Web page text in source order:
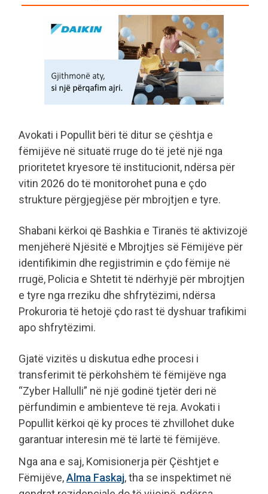
Avokati i Popullit bëri të ditur se çështja e
fëmijëve në situatë rruge do të jetë një nga
prioritetet kryesore të institucionit, ndërsa për
vitin 2026 do të monitorohet puna e çdo
strukture përgjegjëse për mbrojtjen e tyre.
Shabani kërkoi që Bashkia e Tiranës të aktivizojë
menjëherë Njësitë e Mbrojtjes së Fëmijëve për
identifikimin dhe regjistrimin e çdo fëmije në
rrugë, Policia e Shtetit të ndërhyjë për mbrojtjen
e tyre nga rreziku dhe shfrytëzimi, ndërsa
Prokuroria të hetojë çdo rast të dyshuar trafikimi
apo shfrytëzimi.
Gjatë vizitës u diskutua edhe procesi i
transferimit të përkohshëm të fëmijëve nga
“Zyber Hallulli” në një godinë tjetër deri në
përfundimin e ambienteve të reja. Avokati i
Popullit kërkoi që ky proces të zhvillohet duke
garantuar interesin më të lartë të fëmijëve.
Nga ana e saj, Komisionerja për Çështjet e
Fëmijëve,Alma Faskaj, tha se inspektimet në